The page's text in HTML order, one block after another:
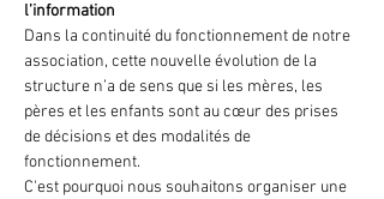
l’information
Dans la continuité du fonctionnement de notre
association, cette nouvelle évolution de la
structure n’a de sens que si les mères, les
pères et les enfants sont au cœur des prises
de décisions et des modalités de
fonctionnement.
C'est pourquoi nous souhaitons organiser une